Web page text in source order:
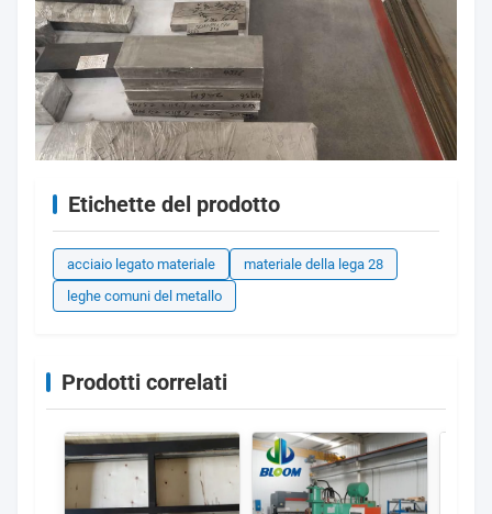
Etichette del prodotto
acciaio legato materiale
materiale della lega 28
leghe comuni del metallo
Prodotti correlati